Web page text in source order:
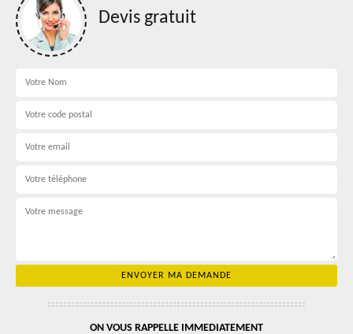
Devis gratuit
ON VOUS RAPPELLE IMMEDIATEMENT